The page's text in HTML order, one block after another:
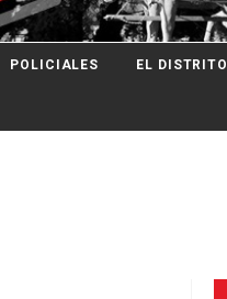
POLICIALES EL DISTRITO